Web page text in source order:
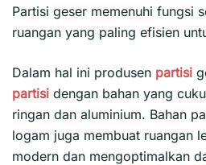
Partisi geser memenuhi fungsi
ruangan yang paling efisien
Dalam hal ini produsen partisi
partisi dengan bahan yang
ringan dan aluminium. Bahan
logam juga membuat ruangan
modern dan mengoptimalkan